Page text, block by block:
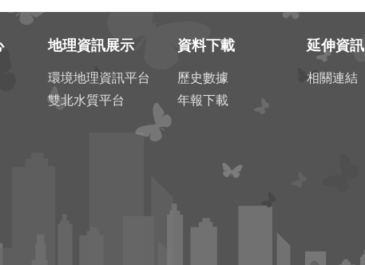
地理資訊展示
環境地理資訊平台
雙北水質平台
資料下載
歷史數據
年報下載
延伸資訊
相關連結